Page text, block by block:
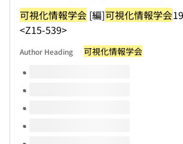
可視化情報学会 [編]可視化情報学会
<Z15-539>
Author Heading 可視化情報学会
Volumes of this title